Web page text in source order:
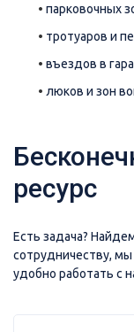
• парковочных
• тротуаров и
• въездов в
• люков и зон
ресурс
Есть задача?
сотрудничеству,
удобно работать с